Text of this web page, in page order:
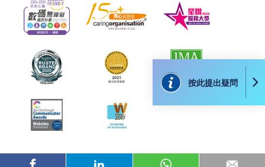
4. 網上繳費服務
大部份公開招生的課程（以先到先得形式報名）及個
別學歷頒授課程提供網上報名/註冊服務，申請人可在
網上使用「繳費靈」（不適用於手機）、VISA或
Mastercard繳付有關課程的報名費或學費。除上述支
付方式之外，如就讀學歷頒授課程設有網上服務，學
員亦可以微信支付（Online WeChat Pay）、支付寶
（Online Alipay）或轉數快（FPS）繳付學費，詳情請
按此提出疑問
折